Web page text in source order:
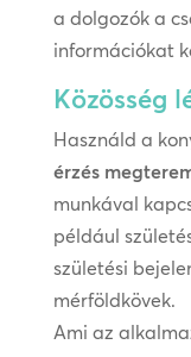
a dolgozók a
információkat
Közösség
Használd a
érzés
munkával
például
születési
mérföldkövek.
Ami az